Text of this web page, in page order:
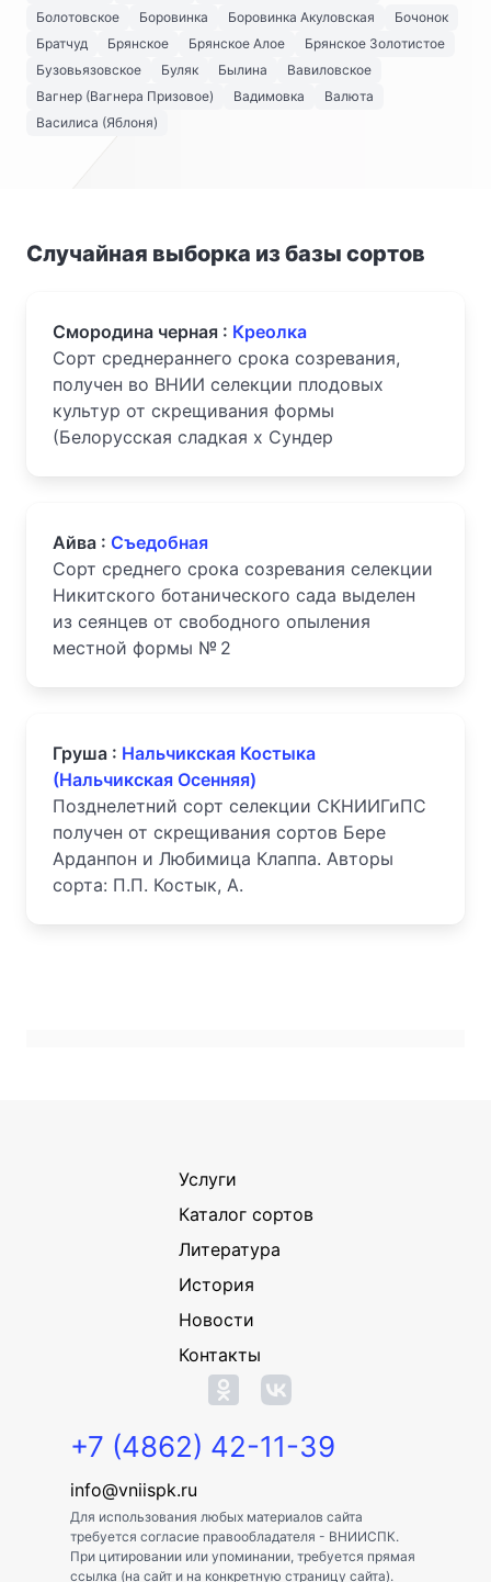
Болотовское
Боровинка Боровинка Акуловская
Бочонок
Братчуд
Брянское Брянское Алое
Брянское Золотистое
Бузовьязовское
Буляк Былина
Вавиловское
Вагнер (Вагнера Призовое)
Вадимовка
Валюта
Василиса (Яблоня)
Случайная выборка из базы сортов
Смородина черная : Креолка
Сорт среднераннего срока созревания,
получен во ВНИИ селекции плодовых
культур от скрещивания формы
(Белорусская сладкая х Сундер
Айва : Съедобная
Сорт среднего срока созревания селекции
Никитского ботанического сада выделен
из сеянцев от свободного опыления
местной формы № 2
Груша : Нальчикская Костыка
(Нальчикская Осенняя)
Позднелетний сорт селекции СКНИИГиПС
получен от скрещивания сортов Бере
Арданпон и Любимица Клаппа. Авторы
сорта: П.П. Костык, А.
Услуги
Каталог сортов
Литература
История
Новости
Контакты
+7 (4862) 42-11-39
info@vniispk.ru
Для использования любых материалов сайта
требуется согласие правообладателя - ВНИИСПК.
При цитировании или упоминании, требуется прямая
ссылка (на сайт и на конкретную страницу сайта).